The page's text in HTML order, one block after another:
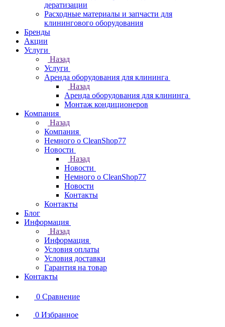
дератизации
Расходные материалы и запчасти для
клинингового оборудования
Бренды
Акции
Услуги
Назад
Услуги
Аренда оборудования для клининга
Назад
Аренда оборудования для клининга
Монтаж кондиционеров
Компания
Назад
Компания
Немного о CleanShop77
Новости
Назад
Новости
Немного о CleanShop77
Новости
Контакты
Контакты
Блог
Информация
Назад
Информация
Условия оплаты
Условия доставки
Гарантия на товар
Контакты
0 Сравнение
0 Избранное